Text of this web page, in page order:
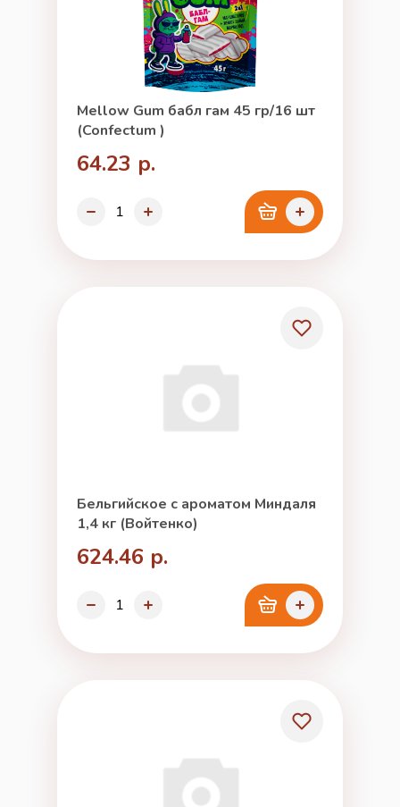
Mellow Gum бабл гам 45 гр/16 шт
(Confectum )
64.23 р.
Бельгийское с ароматом Миндаля
1,4 кг (Войтенко)
624.46 р.